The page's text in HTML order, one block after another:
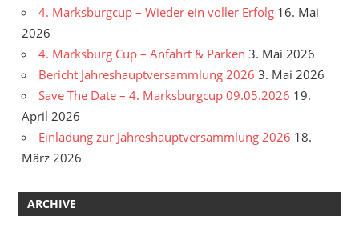
4. Marksburgcup – Wieder ein voller Erfolg 16. Mai
2026
4. Marksburg Cup – Anfahrt & Parken 3. Mai 2026
Bericht Jahreshauptversammlung 2026 3. Mai 2026
Save The Date – 4. Marksburgcup 09.05.2026 19.
April 2026
Einladung zur Jahreshauptversammlung 2026 18.
März 2026
ARCHIVE